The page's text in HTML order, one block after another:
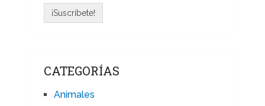
CATEGORÍAS
Animales